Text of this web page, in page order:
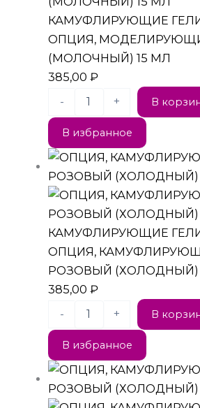
КАМУФЛИРУЮЩИЕ
ОПЦИЯ,
(МОЛОЧНЫЙ) 15 МЛ
385,00₽
-
+ В
В избранное
КАМУФЛИРУЮЩИЕ
ОПЦИЯ,
РОЗОВЫЙ (ХОЛОДНЫЙ)
385,00₽
-
+ В
В избранное